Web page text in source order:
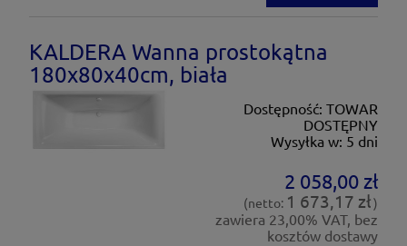
KALDERA Wanna prostokątna
180x80x40cm, biała
Dostępność: TOWAR
DOSTĘPNY
Wysyłka w: 5 dni
2 058,00 zł
(netto: 1 673,17 zł)
zawiera 23,00% VAT, bez
kosztów dostawy